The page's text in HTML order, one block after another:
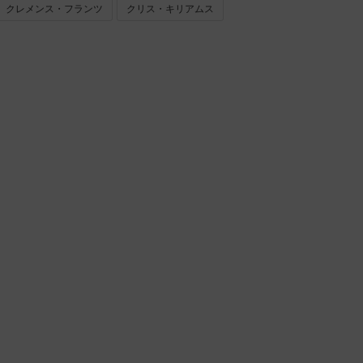
クレメンス・フランツ クリス・キリアムス